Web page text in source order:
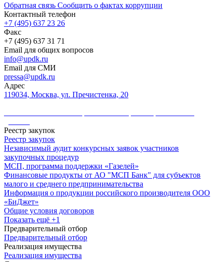
Обратная связь Сообщить о фактах коррупции
Контактный телефон
+7 (495) 637 23 26
Факс
+7 (495) 637 31 71
Email для общих вопросов
info@updk.ru
Email для СМИ
pressa@updk.ru
Адрес
119034, Москва, ул. Пречистенка, 20
Реестр закупок
Реестр закупок
Независимый аудит конкурсных заявок участников
закупочных процедур
МСП, программа поддержки «Газелей»
Финансовые продукты от АО "МСП Банк" для субъектов
малого и среднего предпринимательства
Информация о продукции российского производителя ООО
«БиДжет»
Общие условия договоров
Показать ещё +1
Предварительный отбор
Предварительный отбор
Реализация имущества
Реализация имущества